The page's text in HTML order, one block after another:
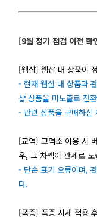
[9월 정기 점검 이전 확
[웹샵] 웹샵 내 상품이
- 현재 웹샵 내 상품과
샵 상품을 미노출로 전
- 관련 상품을 구매하신
[교역] 교역소 이용 시
우, 그 차액이 관세로
- 단순 표기 오류이며,
다.
[폭증] 폭증 시세 적용